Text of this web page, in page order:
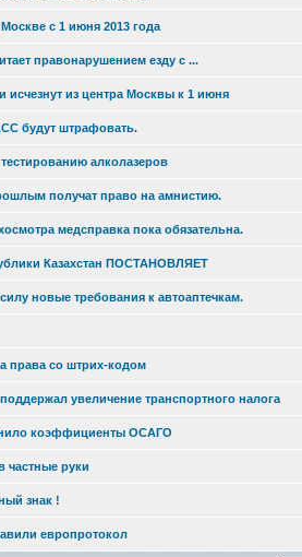
с 1 июня 2013 года
правонарушением езду с ...
исчезнут из центра Москвы к 1 июня
будут штрафовать.
алколазеров
получат право на амнистию.
медсправка пока обязательна.
Казахстан ПОСТАНОВЛЯЕТ
новые требования к автоаптечкам.
права со штрих-кодом
увеличение транспортного налога
коэффициенты ОСАГО
частные руки
знак !
европротокол